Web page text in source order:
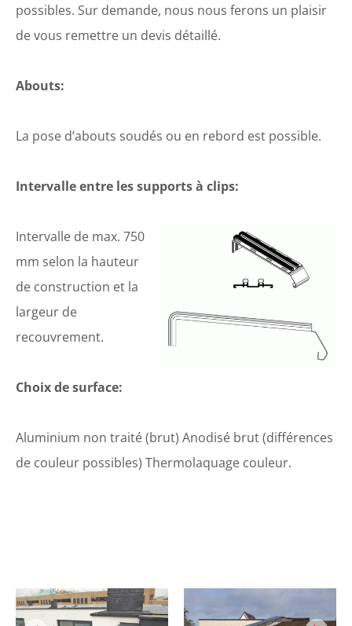
possibles. Sur demande, nous nous ferons un plaisir
de vous remettre un devis détaillé.
Abouts:
La pose d’abouts soudés ou en rebord est possible.
Intervalle entre les supports à clips:
Intervalle de max. 750
mm selon la hauteur
de construction et la
largeur de
recouvrement.
Choix de surface:
Aluminium non traité (brut) Anodisé brut (différences
de couleur possibles) Thermolaquage couleur.